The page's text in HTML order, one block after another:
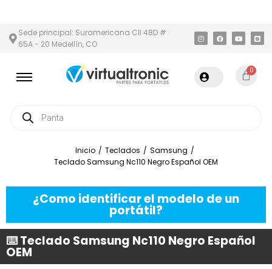
Sede principal: Suramericana Cll 48D #
65A - 20 Medellín, CO
0
Inicio / Teclados / Samsung /
Teclado Samsung Nc110 Negro Español OEM
¿Como identificar el modelo de un
portátil?
⌨️ Teclado Samsung Nc110 Negro Español
OEM